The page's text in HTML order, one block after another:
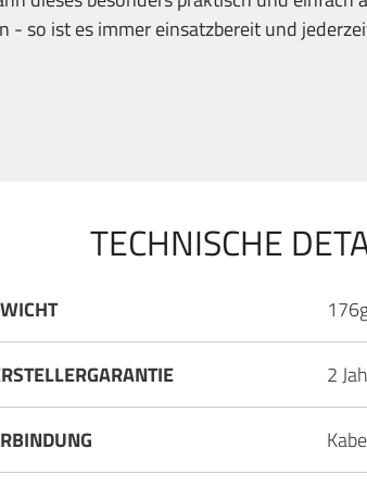
- so ist es immer einsatzbereit und
TECHNISCHE
2